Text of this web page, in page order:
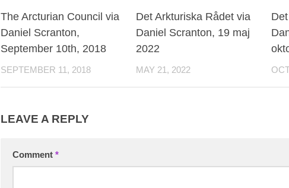
The Arcturian Council via
Daniel Scranton,
September 10th, 2018
SEPTEMBER 11, 2018
Det Arkturiska Rådet via
Daniel Scranton, 19 maj
2022
MAY 21, 2022
LEAVE A REPLY
Comment *